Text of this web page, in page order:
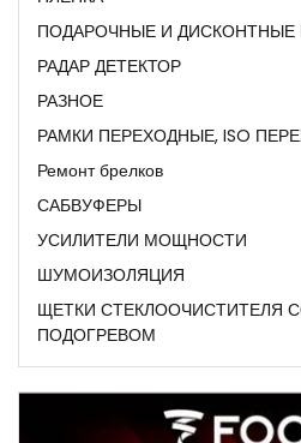
ПОДАРОЧНЫЕ И ДИСКОНТНЫЕ
РАДАР ДЕТЕКТОР
РАЗНОЕ
РАМКИ ПЕРЕХОДНЫЕ, ISO
Ремонт брелков
САБВУФЕРЫ
УСИЛИТЕЛИ МОЩНОСТИ
ШУМОИЗОЛЯЦИЯ
ЩЕТКИ СТЕКЛООЧИСТИТЕЛЯ
ПОДОГРЕВОМ